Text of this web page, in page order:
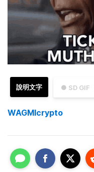
● SD GIF
說明文字
WAGMIcrypto